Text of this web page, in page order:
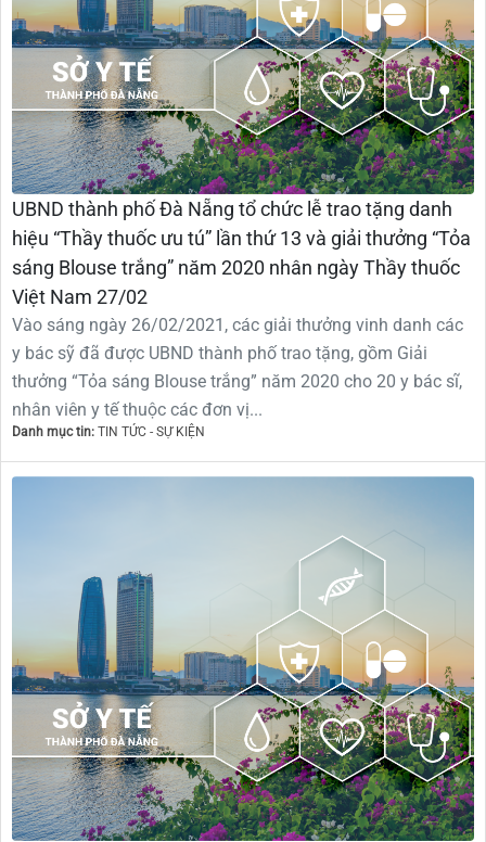
UBND thành phố Đà Nẵng tổ chức lễ trao tặng danh
hiệu “Thầy thuốc ưu tú” lần thứ 13 và giải thưởng “Tỏa
sáng Blouse trắng” năm 2020 nhân ngày Thầy thuốc
Việt Nam 27/02
Vào sáng ngày 26/02/2021, các giải thưởng vinh danh các
y bác sỹ đã được UBND thành phố trao tặng, gồm Giải
thưởng “Tỏa sáng Blouse trắng” năm 2020 cho 20 y bác sĩ,
nhân viên y tế thuộc các đơn vị...
Danh mục tin: TIN TỨC - SỰ KIỆN